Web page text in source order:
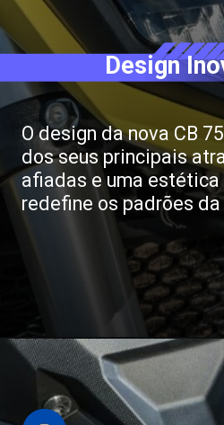
Design
O design da nova CB
dos seus principais
afiadas e uma
redefine os padrões
Opening